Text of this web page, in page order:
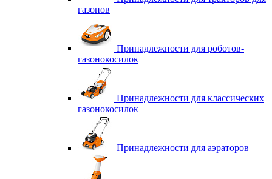
газонов
Принадлежности для роботов-
газонокосилок
Принадлежности для классических
газонокосилок
Принадлежности для аэраторов